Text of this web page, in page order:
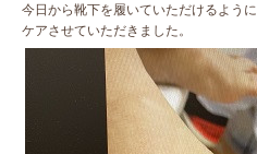
今日から靴下を履いていただけるように
ケアさせていただきました。